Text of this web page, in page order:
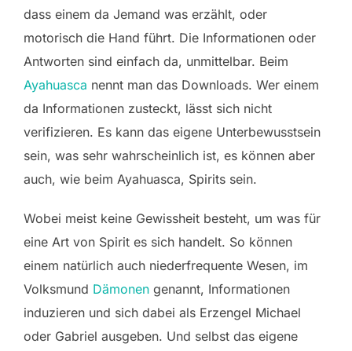
dass einem da Jemand was erzählt, oder
motorisch die Hand führt. Die Informationen oder
Antworten sind einfach da, unmittelbar. Beim
Ayahuasca nennt man das Downloads. Wer einem
da Informationen zusteckt, lässt sich nicht
verifizieren. Es kann das eigene Unterbewusstsein
sein, was sehr wahrscheinlich ist, es können aber
auch, wie beim Ayahuasca, Spirits sein.
Wobei meist keine Gewissheit besteht, um was für
eine Art von Spirit es sich handelt. So können
einem natürlich auch niederfrequente Wesen, im
Volksmund Dämonen genannt, Informationen
induzieren und sich dabei als Erzengel Michael
oder Gabriel ausgeben. Und selbst das eigene